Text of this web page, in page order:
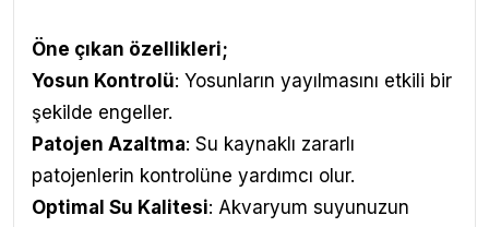
Öne çıkan özellikleri;
Yosun Kontrolü: Yosunların yayılmasını etkili bir
şekilde engeller.
Patojen Azaltma: Su kaynaklı zararlı
patojenlerin kontrolüne yardımcı olur.
Optimal Su Kalitesi: Akvaryum suyunuzun